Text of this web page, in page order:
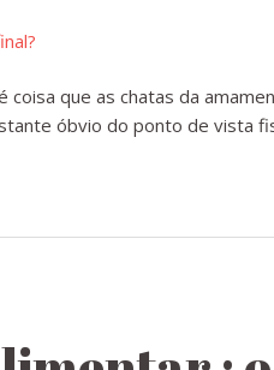
coisa que as chatas da
óbvio do ponto de vista